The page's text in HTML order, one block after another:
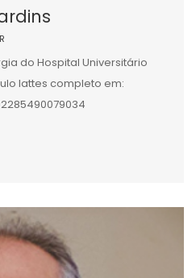
do Hospital Universitário
lattes completo em: